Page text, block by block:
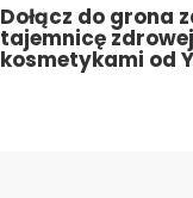
Dołącz do grona
tajemnicę
kosmetykami od